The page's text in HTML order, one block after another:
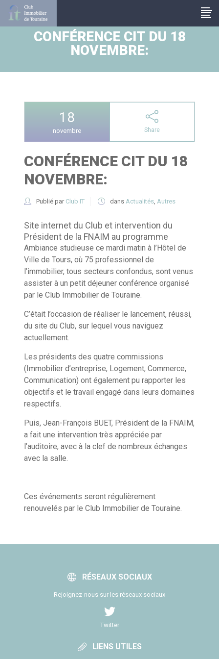
CONFÉRENCE CIT DU 18
NOVEMBRE:
18
novembre Share
CONFÉRENCE CIT DU 18
NOVEMBRE:
Publié par Club IT dans Actualités, Autres
Site internet du Club et intervention du
Président de la FNAIM au programme
Ambiance studieuse ce mardi matin à l’Hôtel de
Ville de Tours, où 75 professionnel de
l’immobilier, tous secteurs confondus, sont venus
assister à un petit déjeuner conférence organisé
par le Club Immobilier de Touraine.
C’était l’occasion de réaliser le lancement, réussi,
du site du Club, sur lequel vous naviguez
actuellement.
Les présidents des quatre commissions
(Immobilier d’entreprise, Logement, Commerce,
Communication) ont également pu rapporter les
objectifs et le travail engagé dans leurs domaines
respectifs.
Puis, Jean-François BUET, Président de la FNAIM,
a fait une intervention très appréciée par
l’auditoire, avec à la clef de nombreux échanges
avec la salle.
Ces événements seront régulièrement
renouvelés par le Club Immobilier de Touraine.
RÉSEAUX SOCIAUX
Rejoignez-nous sur les réseaux sociaux
Twitter
LIENS UTILES
Panneau de gestion des cookies